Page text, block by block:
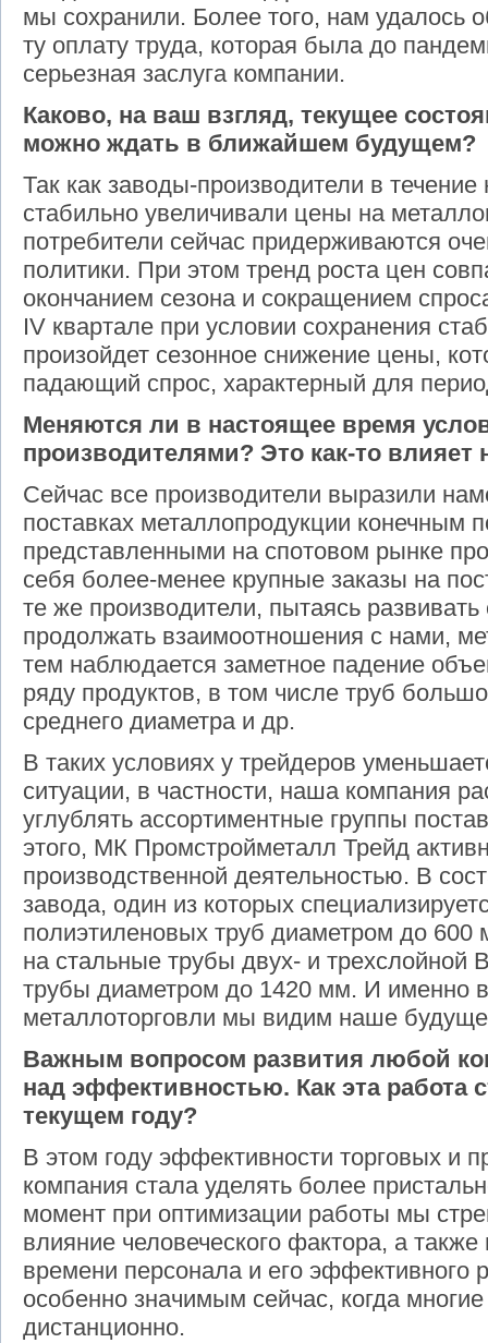
мы сохранили. Более того, нам удалось
ту оплату труда, которая была до
серьезная заслуга компании.
Каково, на ваш взгляд, текущее
можно ждать в ближайшем будущем?
Так как заводы-производители в
стабильно увеличивали цены на
потребители сейчас придерживаются
политики. При этом тренд роста цен
окончанием сезона и сокращением
IV квартале при условии сохранения
произойдет сезонное снижение цены,
падающий спрос, характерный для
Меняются ли в настоящее время
производителями? Это как-то влияет
Сейчас все производители выразили
поставках металлопродукции конечным
представленными на спотовом рынке
себя более-менее крупные заказы на
те же производители, пытаясь
продолжать взаимоотношения с нами,
тем наблюдается заметное падение
ряду продуктов, в том числе труб
среднего диаметра и др.
В таких условиях у трейдеров
ситуации, в частности, наша компания
углублять ассортиментные группы
этого, МК Промстройметалл Трейд
производственной деятельностью. В
завода, один из которых
полиэтиленовых труб диаметром до
на стальные трубы двух- и трехслойной
трубы диаметром до 1420 мм. И именно в
металлоторговли мы видим наше
Важным вопросом развития любой
над эффективностью. Как эта работа
текущем году?
В этом году эффективности торговых и
компания стала уделять более
момент при оптимизации работы мы
влияние человеческого фактора, а
времени персонала и его эффективного
особенно значимым сейчас, когда
дистанционно.